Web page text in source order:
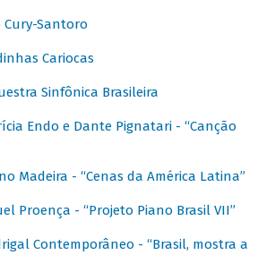
Cury-Santoro
Cariocas
Sinfônica Brasileira
Endo e Dante Pignatari - “Canção
Madeira - “Cenas da América Latina”
Proença - “Projeto Piano Brasil VII”
Contemporâneo - “Brasil, mostra a